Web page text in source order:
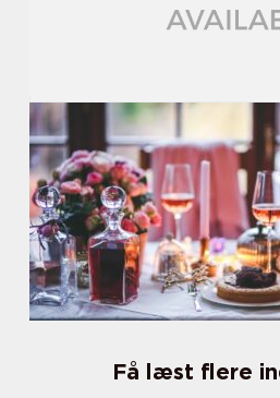
Få læst flere